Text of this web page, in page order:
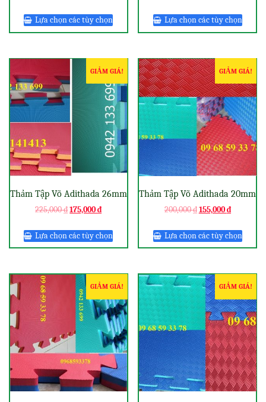
Lựa chọn các tùy chọn Lựa chọn các tùy chọn
GIẢM GIÁ!
Thảm Tập Võ Adithada 26mm
225,000₫175,000₫
Lựa chọn các tùy chọn
GIẢM GIÁ!
Thảm Tập Võ Adithada 20mm
200,000₫155,000₫
Lựa chọn các tùy chọn
GIẢM GIÁ! GIẢM GIÁ!